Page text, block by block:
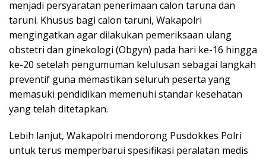
menjadi persyaratan penerimaan calon taruna dan
taruni. Khusus bagi calon taruni, Wakapolri
mengingatkan agar dilakukan pemeriksaan ulang
obstetri dan ginekologi (Obgyn) pada hari ke-16 hingga
ke-20 setelah pengumuman kelulusan sebagai langkah
preventif guna memastikan seluruh peserta yang
memasuki pendidikan memenuhi standar kesehatan
yang telah ditetapkan.
Lebih lanjut, Wakapolri mendorong Pusdokkes Polri
untuk terus memperbarui spesifikasi peralatan medis